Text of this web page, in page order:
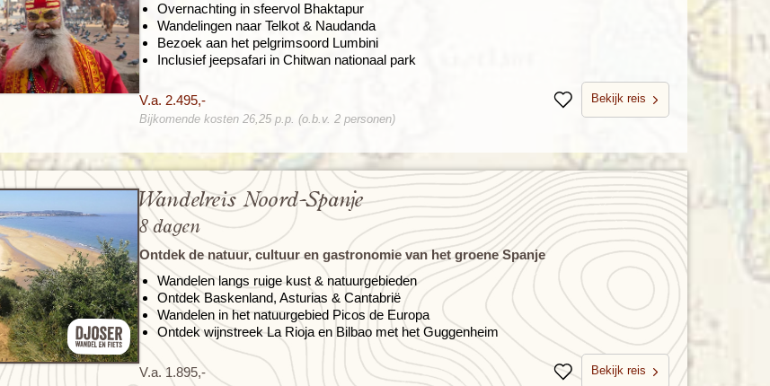
Overnachting in sfeervol Bhaktapur
Wandelingen naar Telkot & Naudanda
Bezoek aan het pelgrimsoord Lumbini
Inclusief jeepsafari in Chitwan nationaal park
V.a. 2.495,- BewarenBekijk reis
Bijkomende kosten 26,25 p.p. (o.b.v. 2 personen)
Wandelreis Noord-Spanje
8 dagen
Ontdek de natuur, cultuur en gastronomie van het groene Spanje
Wandelen langs ruige kust & natuurgebieden
Ontdek Baskenland, Asturias & Cantabrië
Wandelen in het natuurgebied Picos de Europa
Ontdek wijnstreek La Rioja en Bilbao met het Guggenheim
V.a. 1.895,- BewarenBekijk reis